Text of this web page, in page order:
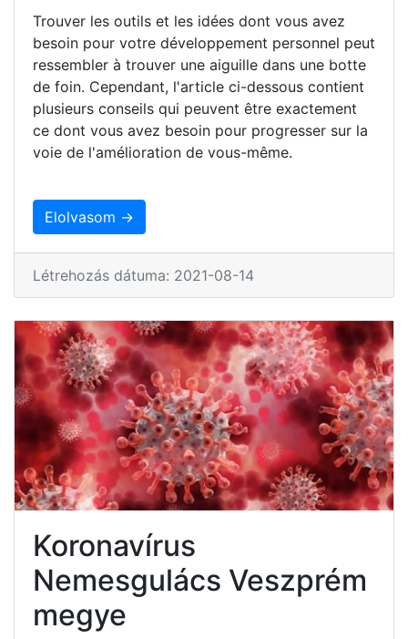
Trouver les outils et les idées dont vous avez
besoin pour votre développement personnel peut
ressembler à trouver une aiguille dans une botte
de foin. Cependant, l'article ci-dessous contient
plusieurs conseils qui peuvent être exactement
ce dont vous avez besoin pour progresser sur la
voie de l'amélioration de vous-même.
Elolvasom →
Létrehozás dátuma: 2021-08-14
Koronavírus
Nemesgulács Veszprém
megye